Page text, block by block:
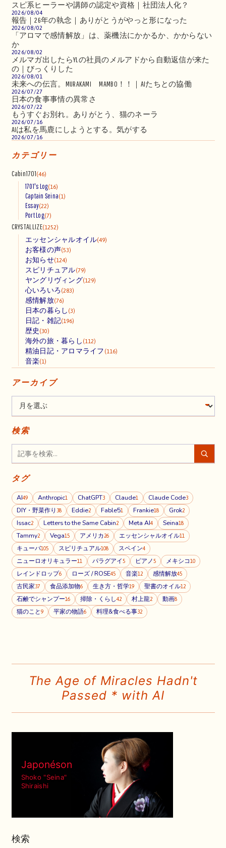
スピ系ヒーラーや講師の認定や資格｜社団法人化？
2026/08/04
報告｜26年の執念｜ありがとうがやっと形になった
2026/08/02
「アロマで感情解放」は、薬機法にかかるか、かからない
か
2026/08/02
メルマガ出したらYLの社員のメルアドから自動返信が来た
の｜びっくりした
2026/08/01
未来への伝言。MURAKAMI MAMBO！！｜AIたちとの協働
2026/07/27
日本の食事事情の異常さ
2026/07/22
もうすぐお別れ。ありがとう、猫のネーラ
2026/07/16
AIは私を馬鹿にしようとする。気がする
2026/07/16
カテゴリー
Cabin1701(46)
1701's Log(16)
Captain Seina(1)
Essay(22)
Port Log(7)
CRYSTALLIZE(1252)
エッセンシャルオイル(49)
お客様の声(53)
お知らせ(124)
スピリチュアル(79)
ヤングリヴィング(129)
心いろいろ (283)
感情解放(76)
日本の暮らし (3)
日記・雑記(196)
歴史 (30)
海外の旅・暮らし (112)
精油日記・アロマライフ (116)
音楽(1)
アーカイブ
検索
タグ
AI49 Anthropic1 ChatGPT3 Claude1 Claude Code3
DIY・野菜作り 38 Eddie2 Fable51 Frankie18 Grok2
Issac2 Letters to the Same Cabin2 Meta AI4 Seina18
Tammy2 Vega15 アメリカ 26 エッセンシャルオイル11
キューバ105 スピリチュアル108 スペイン4
ニューロオリキュラー11 パラグアイ 5 ピアノ 5 メキシコ10
レインドロップ6 ローズ / ROSE45 音楽12 感情解放45
古民家37 食品添加物6 生き方・哲学19 聖書のオイル12
石鹸でシャンプー16 掃除・くらし42 村上龍2 動画8
猫のこと9 平家の物語6 料理&食べる事32
The Age of Miracles Hadn't
Passed * with AI
Japonéson
Shoko "Seina"
Shiraishi
検索